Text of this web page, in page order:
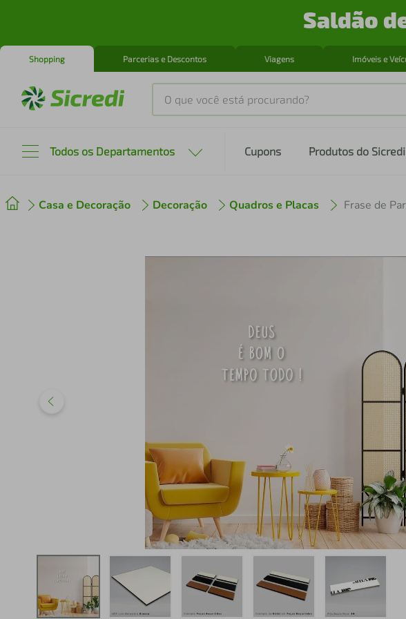
Saldão
Shopping Parcerias e Descontos Viagens Imóveis e
O que você está procurando?
Todos os Departamentos Cupons Produtos do Sicredi
Casa e Decoração Decoração Quadros e Placas Frase de
º cafeteira